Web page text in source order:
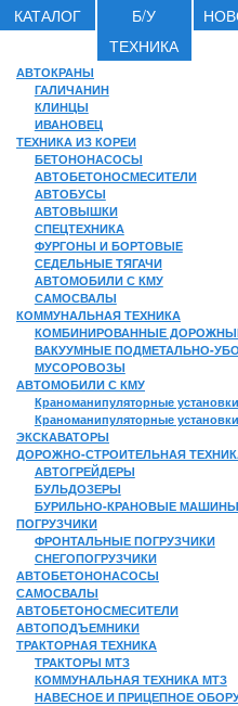
КАТАЛОГ
Б/У
ТЕХНИКА
АВТОКРАНЫ
ГАЛИЧАНИН
КЛИНЦЫ
ИВАНОВЕЦ
ТЕХНИКА ИЗ КОРЕИ
БЕТОНОНАСОСЫ
АВТОБЕТОНОСМЕСИТЕЛИ
АВТОБУСЫ
АВТОВЫШКИ
СПЕЦТЕХНИКА
ФУРГОНЫ И БОРТОВЫЕ
СЕДЕЛЬНЫЕ ТЯГАЧИ
АВТОМОБИЛИ С КМУ
САМОСВАЛЫ
КОММУНАЛЬНАЯ ТЕХНИКА
КОМБИНИРОВАННЫЕ
ВАКУУМНЫЕ ПОДМЕТАЛЬНО-
МУСОРОВОЗЫ
АВТОМОБИЛИ С КМУ
Краноманипуляторные
Краноманипуляторные
ЭКСКАВАТОРЫ
ДОРОЖНО-СТРОИТЕЛЬНАЯ
АВТОГРЕЙДЕРЫ
БУЛЬДОЗЕРЫ
БУРИЛЬНО-КРАНОВЫЕ МАШИНЫ
ПОГРУЗЧИКИ
ФРОНТАЛЬНЫЕ ПОГРУЗЧИКИ
СНЕГОПОГРУЗЧИКИ
АВТОБЕТОНОНАСОСЫ
САМОСВАЛЫ
АВТОБЕТОНОСМЕСИТЕЛИ
АВТОПОДЪЕМНИКИ
ТРАКТОРНАЯ ТЕХНИКА
ТРАКТОРЫ МТЗ
КОММУНАЛЬНАЯ ТЕХНИКА МТЗ
НАВЕСНОЕ И ПРИЦЕПНОЕ